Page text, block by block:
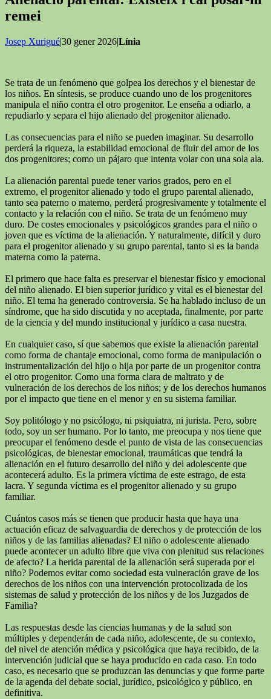
remei
Josep Xurigué|30 gener 2026|Línia
Se trata de un fenómeno que golpea los derechos y el bienestar de
los niños. En síntesis, se produce cuando uno de los progenitores
manipula el niño contra el otro progenitor. Le enseña a odiarlo, a
repudiarlo y separa el hijo alienado del progenitor alienado.
Las consecuencias para el niño se pueden imaginar. Su desarrollo
perderá la riqueza, la estabilidad emocional de fluir del amor de los
dos progenitores; como un pájaro que intenta volar con una sola ala.
La alienación parental puede tener varios grados, pero en el
extremo, el progenitor alienado y todo el grupo parental alienado,
tanto sea paterno o materno, perderá progresivamente y totalmente el
contacto y la relación con el niño. Se trata de un fenómeno muy
duro. De costes emocionales y psicológicos grandes para el niño o
joven que es víctima de la alienación. Y naturalmente, difícil y duro
para el progenitor alienado y su grupo parental, tanto si es la banda
materna como la paterna.
El primero que hace falta es preservar el bienestar físico y emocional
del niño alienado. El bien superior jurídico y vital es el bienestar del
niño. El tema ha generado controversia. Se ha hablado incluso de un
síndrome, que ha sido discutida y no aceptada, finalmente, por parte
de la ciencia y del mundo institucional y jurídico a casa nuestra.
En cualquier caso, sí que sabemos que existe la alienación parental
como forma de chantaje emocional, como forma de manipulación o
instrumentalización del hijo o hija por parte de un progenitor contra
el otro progenitor. Como una forma clara de maltrato y de
vulneración de los derechos de los niños; y de los derechos humanos
por el impacto que tiene en el menor y en su sistema familiar.
Soy politólogo y no psicólogo, ni psiquiatra, ni jurista. Pero, sobre
todo, soy un ser humano. Por lo tanto, me preocupa y nos tiene que
preocupar el fenómeno desde el punto de vista de las consecuencias
psicológicas, de bienestar emocional, traumáticas que tendrá la
alienación en el futuro desarrollo del niño y del adolescente que
acontecerá adulto. Es la primera víctima de este estrago, de esta
lacra. Y segunda víctima es el progenitor alienado y su grupo
familiar.
Cuántos casos más se tienen que producir hasta que haya una
actuación eficaz de salvaguardia de derechos y de protección de los
niños y de las familias alienadas? El niño o adolescente alienado
puede acontecer un adulto libre que viva con plenitud sus relaciones
de afecto? La herida parental de la alienación será superada por el
niño? Podemos evitar como sociedad esta vulneración grave de los
derechos de los niños con una intervención protocolizada de los
sistemas de salud y protección de los niños y de los Juzgados de
Familia?
Las respuestas desde las ciencias humanas y de la salud son
múltiples y dependerán de cada niño, adolescente, de su contexto,
del nivel de atención médica y psicológica que haya recibido, de la
intervención judicial que se haya producido en cada caso. En todo
caso, es necesario que se produzcan las denuncias y que forme parte
de la agenda del debate social, jurídico, psicológico y público, en
definitiva.